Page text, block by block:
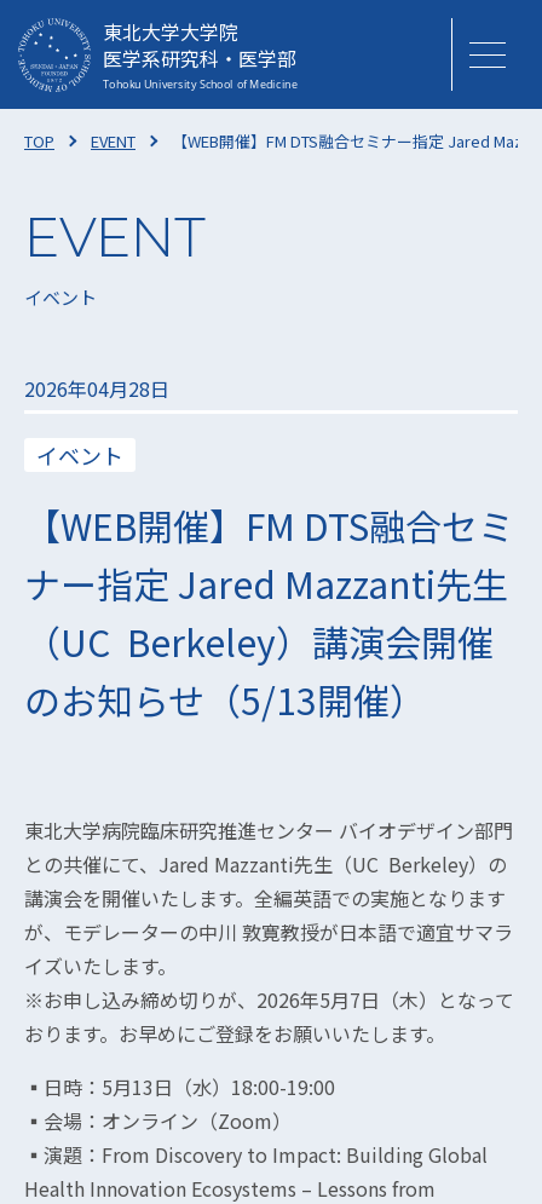
東北大学大学院
医学系研究科・医学部
TOP EVENT 【WEB開催】FM DTS融合セミナー指定 Jared
イベント
2026年04月28日
イベント
【WEB開催】FM DTS融合セミ
ナー指定 Jared Mazzanti先生
（UC Berkeley）講演会開催
のお知らせ（5/13開催）
東北大学病院臨床研究推進センター バイオデザイン部門
との共催にて、Jared Mazzanti先生（UC Berkeley）の
講演会を開催いたします。全編英語での実施となります
が、モデレーターの中川 敦寛教授が日本語で適宜サマラ
イズいたします。
※お申し込み締め切りが、2026年5月7日（木）となって
おります。お早めにご登録をお願いいたします。
▪︎日時：5月13日（水）18:00-19:00
▪︎会場：オンライン（Zoom）
▪︎演題：From Discovery to Impact: Building Global
Health Innovation Ecosystems – Lessons from